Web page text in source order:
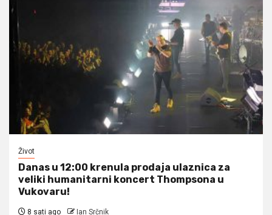
Život
Danas u 12:00 krenula prodaja ulaznica za
veliki humanitarni koncert Thompsona u
Vukovaru!
8 sati ago Ian Srčnik